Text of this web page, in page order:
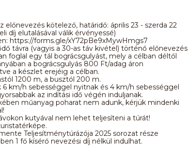
előnevezés kötelező, határidő: április 23 - szerda 22
díj elutalásával válik érvényessé)
https://forms.gle/xY72pBe9xMywHmgs7
távra (vagyis a 30-as táv kivétel) történő előnevezés
foglal egy tál bográcsgulyást, mely a célban déltől
a bográcsgulyás 800 Ft/adag áron
a készlet erejéig a célban.
1200 m, a busztól 200 m.
km/h sebességgel nyitnak és 4 km/h sebességgel
az indítási idő végén induljanak.
műanyag poharat nem adunk, kérjük mindenki
kutyával nem lehet teljesíteni a túrát!
Teljesítménytúrázója 2025 sorozat része
1 fő kísérő nevezési díj nélkül indulhat.